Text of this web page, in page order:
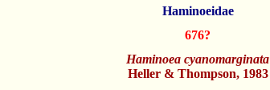
Haminoeidae
676?
Haminoea cyanomarginata
Heller & Thompson, 1983